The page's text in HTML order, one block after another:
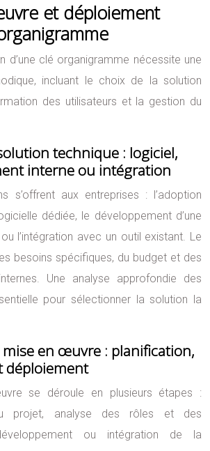
et déploiement
d’une clé organigramme nécessite une
incluant le choix de la solution
des utilisateurs et la gestion du
technique : logiciel,
interne ou intégration
s’offrent aux entreprises : l’adoption
dédiée, le développement d’une
l’intégration avec un outil existant. Le
besoins spécifiques, du budget et des
Une analyse approfondie des
pour sélectionner la solution la
mise en œuvre : planification,
déploiement
se déroule en plusieurs étapes :
projet, analyse des rôles et des
ou intégration de la